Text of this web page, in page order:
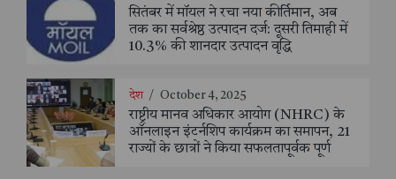
सितंबर में मॉयल ने रचा नया कीर्तिमान, अब
तक का सर्वश्रेष्ठ उत्पादन दर्ज: दूसरी तिमाही में
10.3% की शानदार उत्पादन वृद्धि
देश / October 4, 2025
राष्ट्रीय मानव अधिकार आयोग (NHRC) के
ऑनलाइन इंटर्नशिप कार्यक्रम का समापन, 21
राज्यों के छात्रों ने किया सफलतापूर्वक पूर्ण